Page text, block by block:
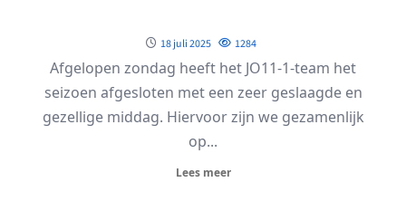
18 juli 2025 1284
Afgelopen zondag heeft het JO11-1-team het
seizoen afgesloten met een zeer geslaagde en
gezellige middag. Hiervoor zijn we gezamenlijk
op...
Lees meer